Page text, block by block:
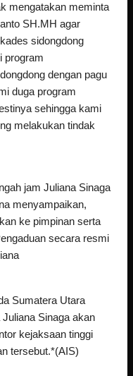
mengatakan meminta
SH.MH agar
sidongdong
program
dengan pagu
duga program
sehingga kami
melakukan tindak
jam Juliana Sinaga
menyampaikan,
ke pimpinan serta
secara resmi
Sumatera Utara
Sinaga akan
kejaksaan tinggi
tersebut.*(AIS)